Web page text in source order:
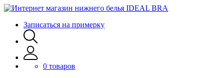
Записаться на примерку
0 товаров